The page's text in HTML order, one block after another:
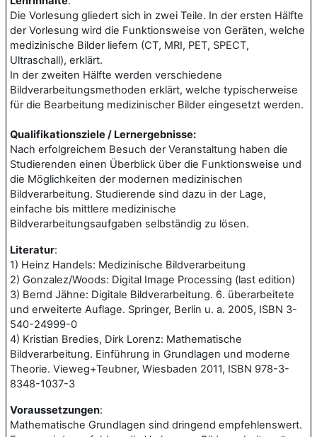
Die Vorlesung gliedert sich in zwei Teile. In der ersten Hälfte
der Vorlesung wird die Funktionsweise von Geräten, welche
medizinische Bilder liefern (CT, MRI, PET, SPECT,
Ultraschall), erklärt.
In der zweiten Hälfte werden verschiedene
Bildverarbeitungsmethoden erklärt, welche typischerweise
für die Bearbeitung medizinischer Bilder eingesetzt werden.
Qualifikationsziele / Lernergebnisse:
Nach erfolgreichem Besuch der Veranstaltung haben die
Studierenden einen Überblick über die Funktionsweise und
die Möglichkeiten der modernen medizinischen
Bildverarbeitung. Studierende sind dazu in der Lage,
einfache bis mittlere medizinische
Bildverarbeitungsaufgaben selbständig zu lösen.
Literatur:
1) Heinz Handels: Medizinische Bildverarbeitung
2) Gonzalez/Woods: Digital Image Processing (last edition)
3) Bernd Jähne: Digitale Bildverarbeitung. 6. überarbeitete
und erweiterte Auflage. Springer, Berlin u. a. 2005, ISBN 3-
540-24999-0
4) Kristian Bredies, Dirk Lorenz: Mathematische
Bildverarbeitung. Einführung in Grundlagen und moderne
Theorie. Vieweg+Teubner, Wiesbaden 2011, ISBN 978-3-
8348-1037-3
Voraussetzungen:
Mathematische Grundlagen sind dringend empfehlenswert.